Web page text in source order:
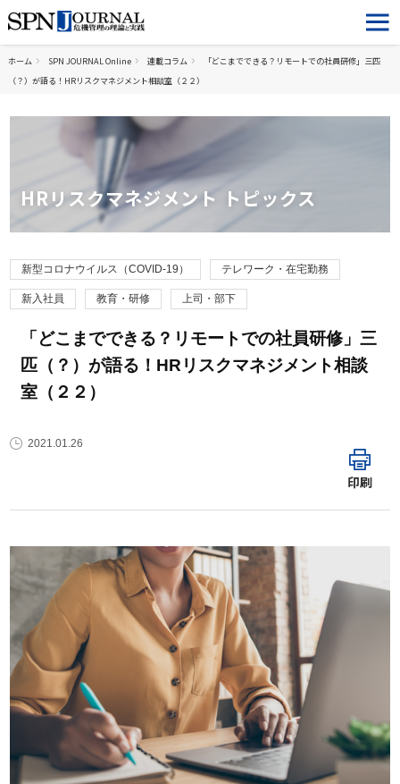
ホーム SPN JOURNAL Online 連載コラム
「どこまでできる？リモートでの社員研修」三匹
（？）が語る！HRリスクマネジメント相談室（２２）
HRリスクマネジメント トピックス
新型コロナウイルス（COVID-19） テレワーク・在宅勤務
新入社員 教育・研修 上司・部下
「どこまでできる？リモートでの社員研修」三
匹（？）が語る！HRリスクマネジメント相談
室（２２）
2021.01.26
印刷